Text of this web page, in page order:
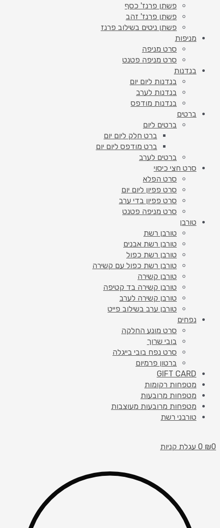
פשתן פרנז' כסף
פשתן פרנז' זהב
פשתן ניטים בשילוב פרנז
מניפות
סרט מניפה
סרט מניפה פטנט
בנדנות
בנדנות ליום יום
בנדנות לערב
בנדנות מודפס
ברטים
ברטים ליום
ברט חלק ליום יום
ברט מודפס ליום יום
ברטים לערב
סרט חצי כיסוי
סרט הפלא
סרט פפיון ליום יום
סרט פפיון בדי ערב
סרט מניפה פטנט
טורבן
טורבן רשת
טורבן רשת אבנים
טורבן רשת כפול
טורבן רשת כפול עם קשירה
טורבן קשירה
טורבן קשירה בד קטיפה
טורבן קשירה לערב
טורבן ערב בשילוב פייט
נפחים
סרט מונע החלקה
בובי שרוך
סרט נפח בובי בייגלה
ברטון פרמיום
GIFT CARD
מטפחות רקומות
מטפחות מרובעות
מטפחות מרובעות מעוצבות
טורבני רשת
₪0
0 עגלת קניות